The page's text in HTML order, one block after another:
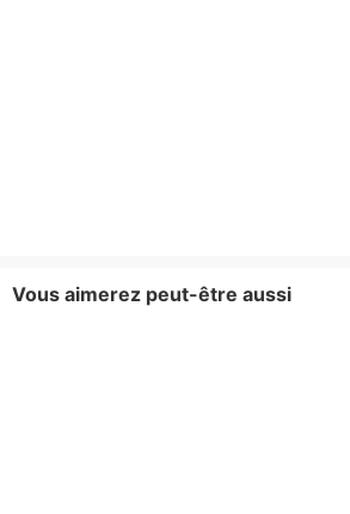
Vous aimerez peut-être aussi